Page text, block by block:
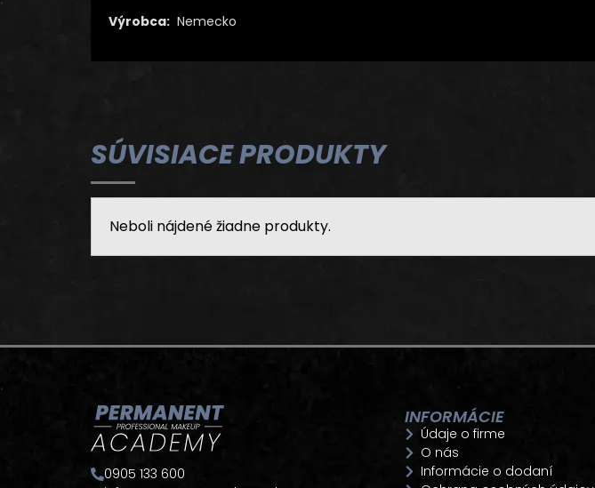
Výrobca: Nemecko
SÚVISIACE PRODUKTY
Neboli nájdené žiadne produkty.
0905 133 600
INFORMÁCIE
Údaje o firme
O nás
Informácie o dodaní